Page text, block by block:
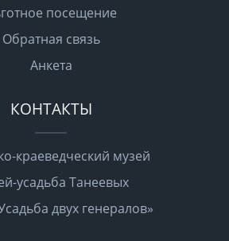
посещение
Обратная связь
Анкета
КОНТАКТЫ
краеведческий музей
усадьба Танеевых
двух генералов»